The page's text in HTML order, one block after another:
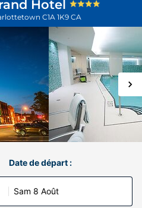
Hotel
C1A 1K9 CA
Date de départ :
Sam 8 Août